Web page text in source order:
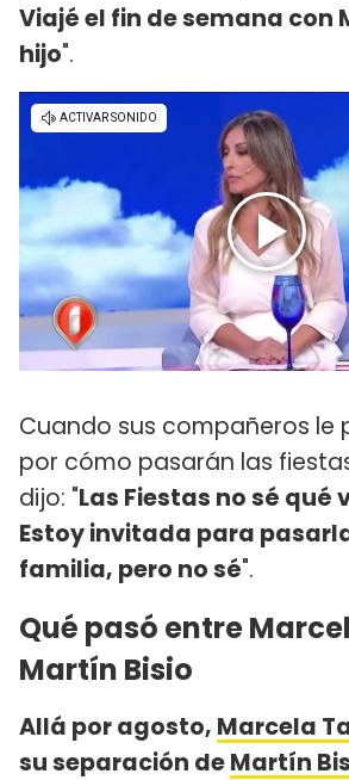
Viajé el fin de semana con
hijo".
Cuando sus compañeros le
por cómo pasarán las
dijo: "Las Fiestas no sé qué
Estoy invitada para
familia, pero no sé".
Qué pasó entre
Martín Bisio
Allá por agosto, Marcela
su separación deMartín